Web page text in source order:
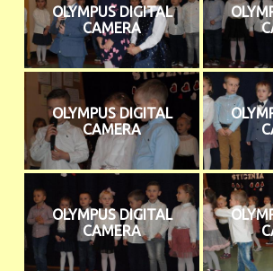
OLYMPUS DIGITAL
CAMERA
OLYMPUS DIGITAL
CAMERA
OLYMPUS DIGITAL
CAMERA